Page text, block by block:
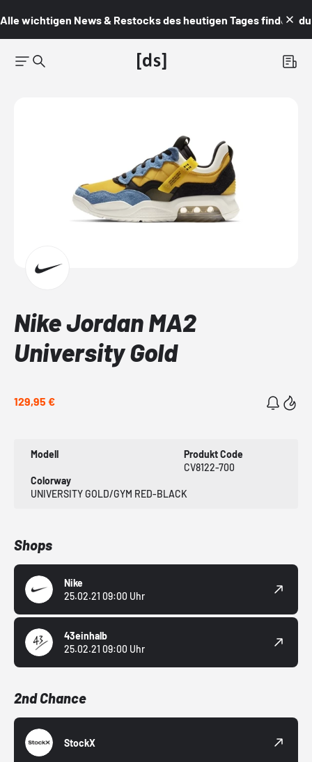
Alle wichtigen News & Restocks des heutigen Tages findest du
Nike Jordan MA2
University Gold
129,95 €
Modell
Produkt Code
CV8122-700
Colorway
UNIVERSITY GOLD/GYM RED-BLACK
Shops
Nike
25.02.21 09:00 Uhr
43einhalb
25.02.21 09:00 Uhr
2nd Chance
StockX